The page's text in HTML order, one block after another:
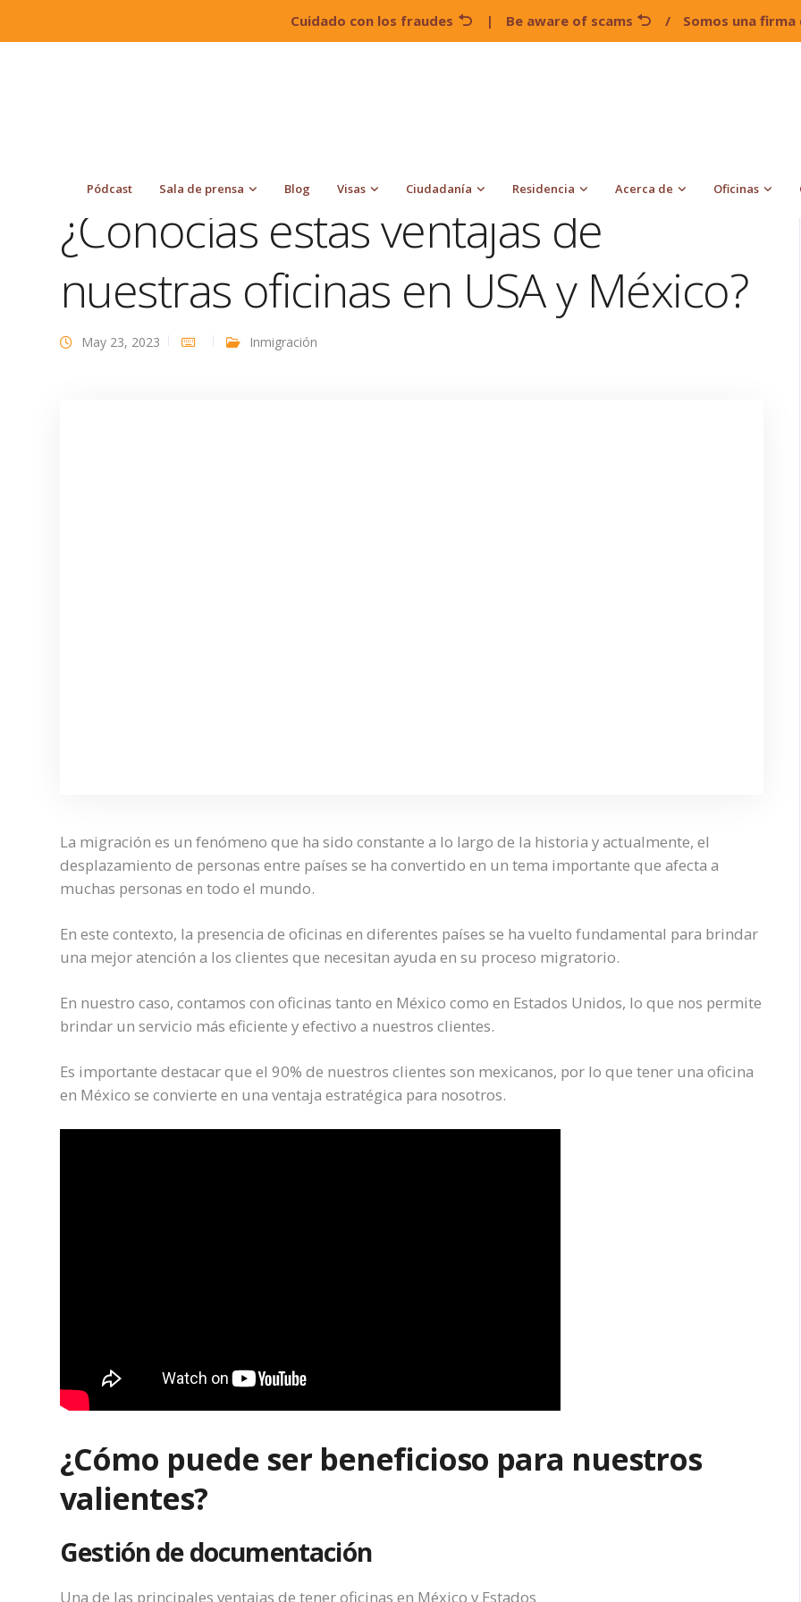
Cuidado con los fraudes | Be aware of scams / Somos una
Pódcast Sala de prensa Blog Visas Ciudadanía Residencia Acerca de Oficinas
México?
¿Conocías estas ventajas de
nuestras oficinas en USA y México?
May 23, 2023 Inmigración
La migración es un fenómeno que ha sido constante a lo largo de la historia y actualmente, el
desplazamiento de personas entre países se ha convertido en un tema importante que afecta a
muchas personas en todo el mundo.
En este contexto, la presencia de oficinas en diferentes países se ha vuelto fundamental para brindar
una mejor atención a los clientes que necesitan ayuda en su proceso migratorio.
En nuestro caso, contamos con oficinas tanto en México como en Estados Unidos, lo que nos permite
brindar un servicio más eficiente y efectivo a nuestros clientes.
Es importante destacar que el 90% de nuestros clientes son mexicanos, por lo que tener una oficina
en México se convierte en una ventaja estratégica para nosotros.
¿Cómo puede ser beneficioso para nuestros
valientes?
Gestión de documentación
Una de las principales ventajas de tener oficinas en México y Estados